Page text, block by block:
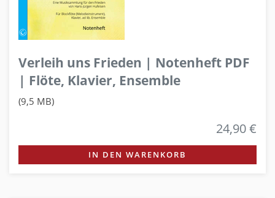
Verleih uns Frieden | Notenheft PDF
| Flöte, Klavier, Ensemble
(9,5 MB)
24,90 €
IN DEN WARENKORB